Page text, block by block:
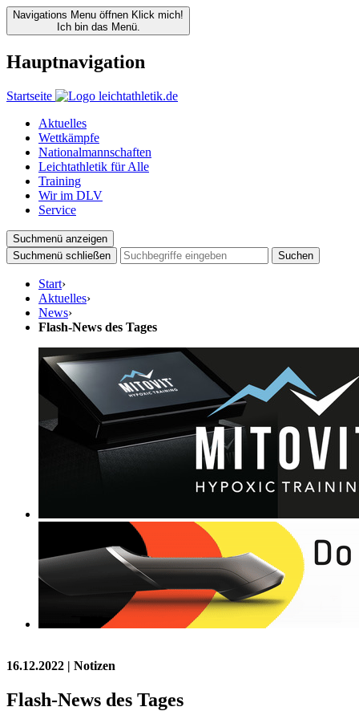
Navigations Menu öffnen Klick mich!
Ich bin das Menü.
Hauptnavigation
Startseite
Aktuelles
Wettkämpfe
Nationalmannschaften
Leichtathletik für Alle
Training
Wir im DLV
Service
Suchmenü anzeigen
Suchmenü schließen
Suchen
Start›
Aktuelles›
News›
Flash-News des Tages
16.12.2022 | Notizen
Flash-News des Tages